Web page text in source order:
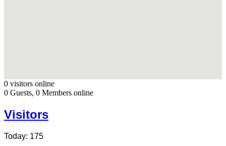
0 visitors online
0 Guests, 0 Members online
Visitors
Today: 175